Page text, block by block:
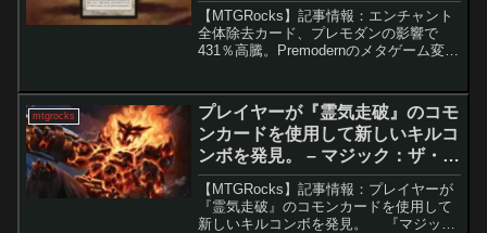
【MTGRocks】記事情報：エンチャント
全体除去カード、プレモダンの影響で
431％高騰。Premodernのメタゲーム変化
としたデッキが台頭したことで、その
強...
mtgrocks
プレイヤーが『霊気走破』のコモ
ンカードを使用して新しいキルコ
ンボを発見。 – マジック：ザ・ギ
ャザリング
【MTGRocks】記事情報：プレイヤーが
『霊気走破』のコモンカードを使用して
新しいキルコンボを発見。 『マジッ